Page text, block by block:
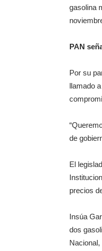
gasolina
PAN
Por su
llamado
de
El
precios
Insúa
dos